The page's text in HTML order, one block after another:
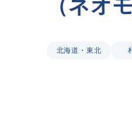
理念
拠点一覧
（ネオモ
北海道・東北